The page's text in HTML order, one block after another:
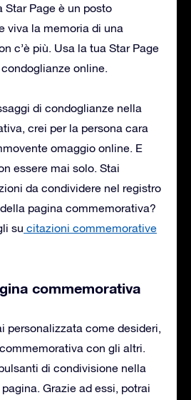
Page è un posto
viva la memoria di una
c’è più. Usa la tua Star Page
online.
di condoglianze nella
crei per la persona cara
omaggio online. E
essere mai solo. Stai
da condividere nel registro
pagina commemorativa?
su citazioni commemorative
commemorativa
personalizzata come desideri,
con gli altri.
di condivisione nella
Grazie ad essi, potrai